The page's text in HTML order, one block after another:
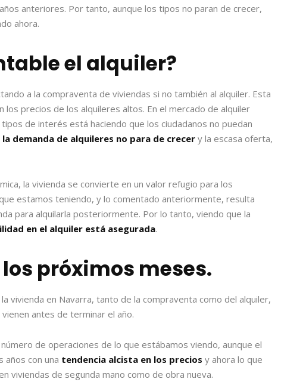
anteriores. Por tanto, aunque los tipos no paran de crecer,
ahora.
el alquiler?
a la compraventa de viviendas si no también al alquiler. Esta
los precios de los alquileres altos. En el mercado de alquiler
de interés está haciendo que los ciudadanos no puedan
la demanda de alquileres no para de crecer y la escasa oferta,
la vivienda se convierte en un valor refugio para los
estamos teniendo, y lo comentado anteriormente, resulta
para alquilarla posteriormente. Por lo tanto, viendo que la
en el alquiler está asegurada.
próximos meses.
vivienda en Navarra, tanto de la compraventa como del alquiler,
antes de terminar el año.
de operaciones de lo que estábamos viendo, aunque el
años con una tendencia alcista en los precios y ahora lo que
viviendas de segunda mano como de obra nueva.